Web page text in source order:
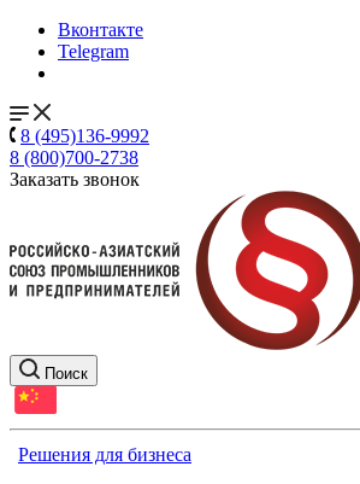
Вконтакте
Telegram
8 (495)136-9992
8 (800)700-2738
Заказать звонок
Поиск
Решения для бизнеса